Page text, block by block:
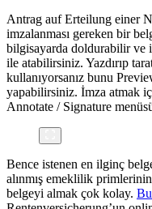
Antrag auf Erteilung einer
imzalanması gereken bir
bilgisayarda doldurabilir ve
ile atabilirsiniz. Yazdırıp
kullanıyorsanız bunu
yapabilirsiniz. İmza atmak
Annotate / Signature
Bence istenen en ilginç
alınmış emeklilik
belgeyi almak çok kolay.